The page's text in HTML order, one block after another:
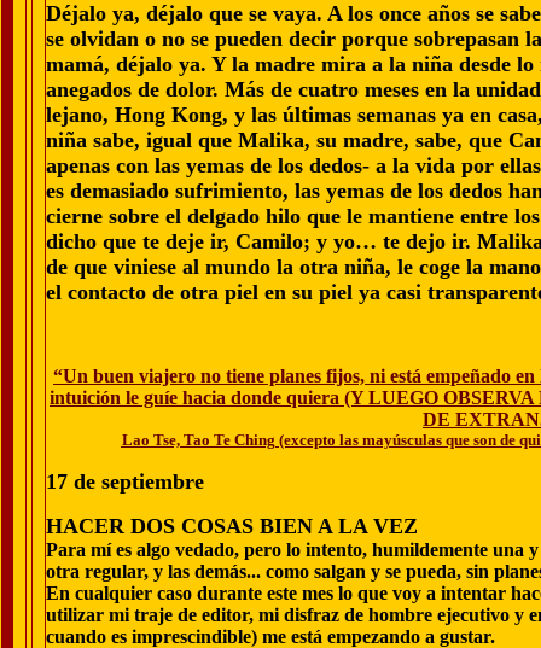
Déjalo ya, déjalo que se vaya. A los once años se
se olvidan o no se pueden decir porque sobrepasan
mamá, déjalo ya. Y la madre mira a la niña desde lo
anegados de dolor. Más de cuatro meses en la
lejano, Hong Kong, y las últimas semanas ya en
niña sabe, igual que Malika, su madre, sabe, que
apenas con las yemas de los dedos- a la vida por
es demasiado sufrimiento, las yemas de los dedos
cierne sobre el delgado hilo que le mantiene entre
dicho que te deje ir, Camilo; y yo… te dejo ir.
de que viniese al mundo la otra niña, le coge la
el contacto de otra piel en su piel ya casi
“Un buen viajero no tiene planes fijos, ni está empeñado
intuición le guíe hacia donde quiera (Y LUEGO
DE
Lao Tse, Tao Te Ching (excepto las mayúsculas que son de
17 de septiembre
HACER DOS COSAS BIEN A LA VEZ
Para mí es algo vedado, pero lo intento, humildemente una
otra regular, y las demás... como salgan y se pueda, sin
En cualquier caso durante este mes lo que voy a intentar
utilizar mi traje de editor, mi disfraz de hombre ejecutivo y
cuando es imprescindible) me está empezando a gustar.